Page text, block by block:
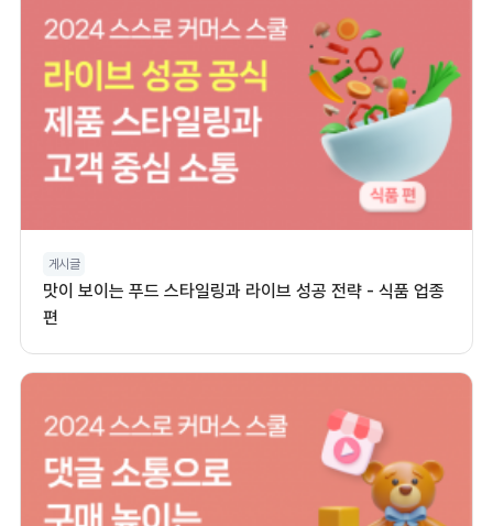
게시글
맛이 보이는 푸드 스타일링과 라이브 성공 전략 - 식품 업종
편